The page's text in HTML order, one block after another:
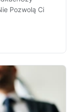
Pozwolą Ci